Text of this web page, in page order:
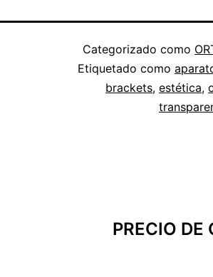
Categorizado como
Etiquetado como
brackets, estética,
PRECIO DE